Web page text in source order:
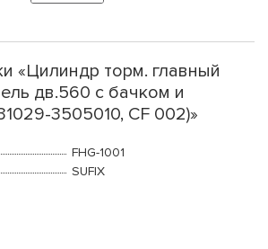
«Цилиндр торм. главный
дв.560 с бачком и
3505010, CF 002)»
FHG-1001
SUFIX